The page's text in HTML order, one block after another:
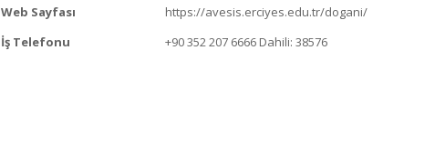
Web Sayfası
https://avesis.erciyes.edu.tr/dogani/
İş Telefonu
+90 352 207 6666 Dahili: 38576